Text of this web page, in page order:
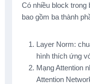
Có nhiều block trong
bao gồm ba thành
Layer Norm:
hình thích ứng
Mạng Attention
Attention